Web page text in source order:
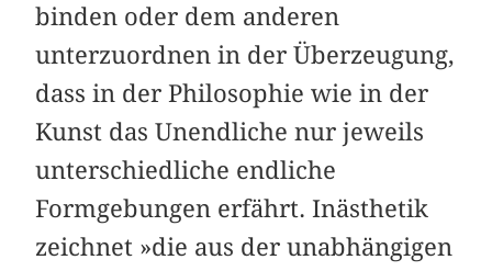
binden oder dem anderen
unterzuordnen in der Überzeugung,
dass in der Philosophie wie in der
Kunst das Unendliche nur jeweils
unterschiedliche endliche
Formgebungen erfährt. Inästhetik
zeichnet »die aus der unabhängigen